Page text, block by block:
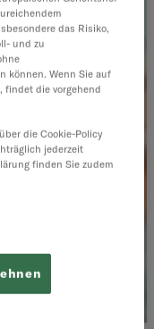
das Risiko,
und zu
können. Wenn Sie auf
findet die vorgehend
die Cookie-Policy
jederzeit
finden Sie zudem